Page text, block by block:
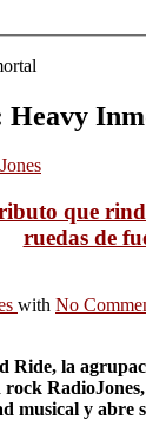
Heavy
que
ruedas de
with No
Ride, la
rock
musical y abre